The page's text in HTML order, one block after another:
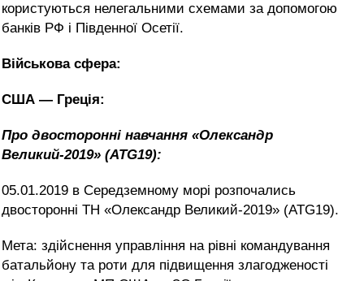
користуються нелегальними схемами за допомогою
банків РФ і Південної Осетії.
Військова сфера:
США — Греція:
Про двосторонні навчання «Олександр
Великий-2019» (ATG19):
05.01.2019 в Середземному морі розпочались
двосторонні ТН «Олександр Великий-2019» (ATG19).
Мета: здійснення управління на рівні командування
батальйону та роти для підвищення злагодженості